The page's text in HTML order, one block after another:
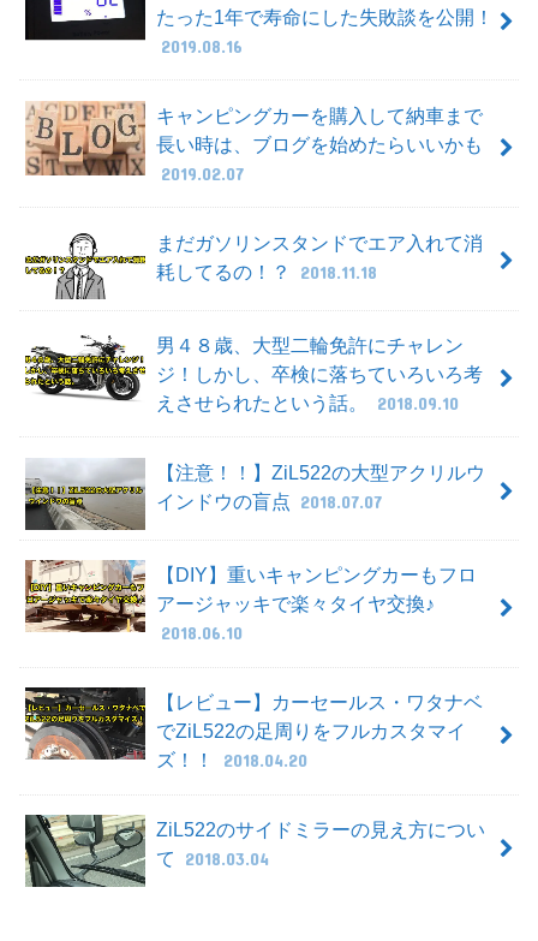
たった1年で寿命にした失敗談を公開！
2019.08.16
キャンピングカーを購入して納車まで
長い時は、ブログを始めたらいいかも
2019.02.07
まだガソリンスタンドでエア入れて消
耗してるの！？
2018.11.18
男４８歳、大型二輪免許にチャレン
ジ！しかし、卒検に落ちていろいろ考
えさせられたという話。
2018.09.10
【注意！！】ZiL522の大型アクリルウ
インドウの盲点 2018.07.07
【DIY】重いキャンピングカーもフロ
アージャッキで楽々タイヤ交換♪
2018.06.10
【レビュー】カーセールス・ワタナベ
でZiL522の足周りをフルカスタマイ
ズ！！
2018.04.20
ZiL522のサイドミラーの見え方につい
て
2018.03.04